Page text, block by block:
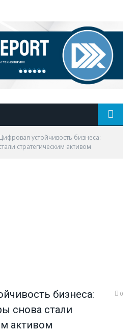
Цифровая устойчивость бизнеса:
стратегическим активом
бизнеса:
снова стали
активом
0